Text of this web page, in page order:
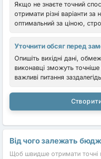
Якщо не знаєте точний
отримати різні варіанти
оптимальний за ціною,
Уточнити обсяг перед
Опишіть вихідні дані,
виконавці зможуть
важливі питання
Від чого залежать
Щоб швидше отримати точні